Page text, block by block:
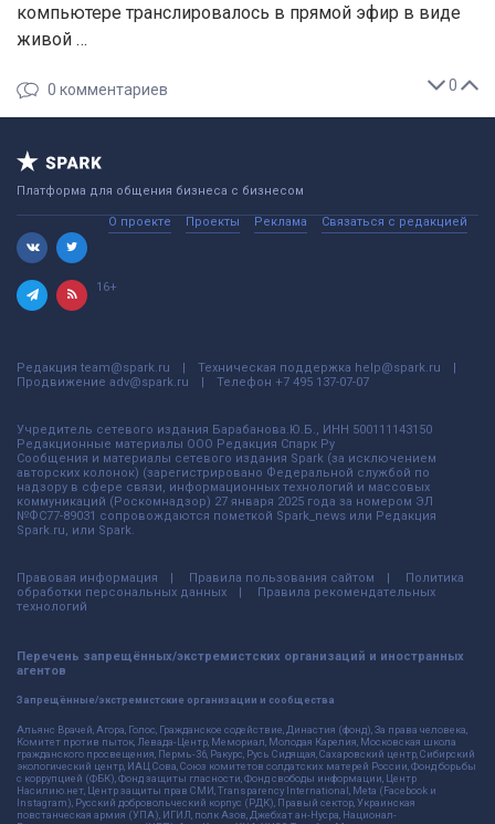
компьютере транслировалось в прямой эфир в виде
живой …
0
0 комментариев
Платформа для общения бизнеса с бизнесом
О проекте Проекты Реклама Связаться с редакцией
16+
Редакция team@spark.ru Техническая поддержка help@spark.ru
Продвижение adv@spark.ru Телефон +7 495 137-07-07
Учредитель сетевого издания Барабанова.Ю.Б., ИНН 500111143150
Редакционные материалы ООО Редакция Спарк Ру
Сообщения и материалы сетевого издания Spark (за исключением
авторских колонок) (зарегистрировано Федеральной службой по
надзору в сфере связи, информационных технологий и массовых
коммуникаций (Роскомнадзор) 27 января 2025 года за номером ЭЛ
№ФС77-89031 сопровождаются пометкой Spark_news или Редакция
Spark.ru, или Spark.
Правовая информация Правила пользования сайтом
Политика
обработки персональных данных
Правила рекомендательных
технологий
Перечень запрещённых/экстремистских организаций и иностранных
агентов
Запрещённые/экстремистские организации и сообщества
Альянс Врачей, Агора, Голос, Гражданское содействие, Династия (фонд), За права человека,
Комитет против пыток, Левада-Центр, Мемориал, Молодая Карелия, Московская школа
гражданского просвещения, Пермь-36, Ракурс, Русь Сидящая, Сахаровский центр, Сибирский
экологический центр, ИАЦ Сова, Союз комитетов солдатских матерей России, Фонд борьбы
с коррупцией (ФБК), Фонд защиты гласности, Фонд свободы информации, Центр
Насилию.нет, Центр защиты прав СМИ, Transparency International, Meta (Facebook и
Instagram), Русский добровольческий корпус (РДК), Правый сектор, Украинская
повстанческая армия (УПА), ИГИЛ, полк Азов, Джебхат ан-Нусра, Национал-